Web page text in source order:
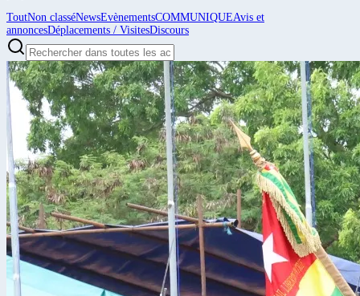
ToutNon classéNewsEvènementsCOMMUNIQUEAvis et
annoncesDéplacements / VisitesDiscours